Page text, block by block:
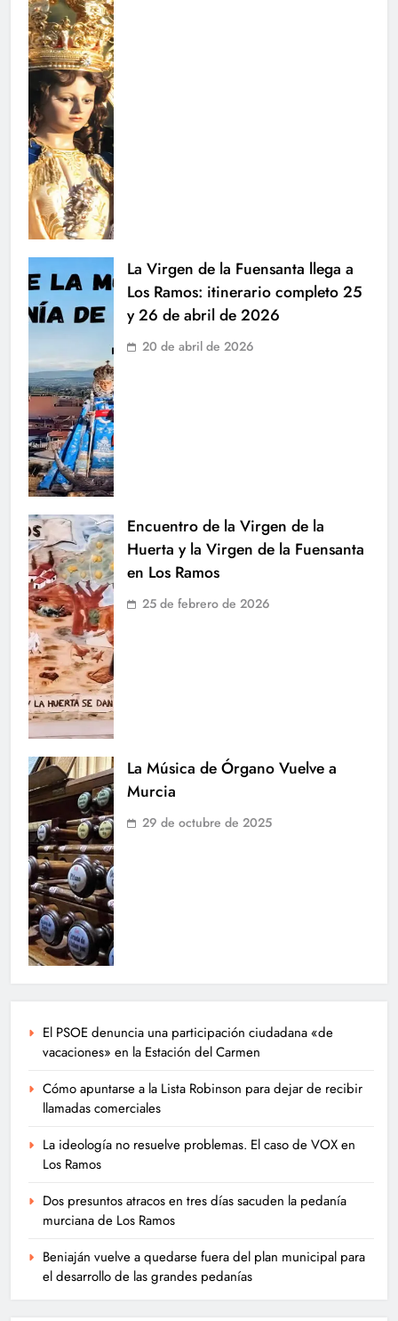
El PSOE denuncia una participación ciudadana «de
vacaciones» en la Estación del Carmen
Cómo apuntarse a la Lista Robinson para dejar de recibir
llamadas comerciales
La ideología no resuelve problemas. El caso de VOX en
Los Ramos
Dos presuntos atracos en tres días sacuden la pedanía
murciana de Los Ramos
Beniaján vuelve a quedarse fuera del plan municipal para
el desarrollo de las grandes pedanías
La Virgen de la Fuensanta llega a
Los Ramos: itinerario completo 25
y 26 de abril de 2026
20 de abril de 2026
Encuentro de la Virgen de la
Huerta y la Virgen de la Fuensanta
en Los Ramos
25 de febrero de 2026
La Música de Órgano Vuelve a
Murcia
29 de octubre de 2025